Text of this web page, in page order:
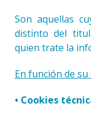
Son aquellas
distinto del
quien trate la
En función de su
• Cookies